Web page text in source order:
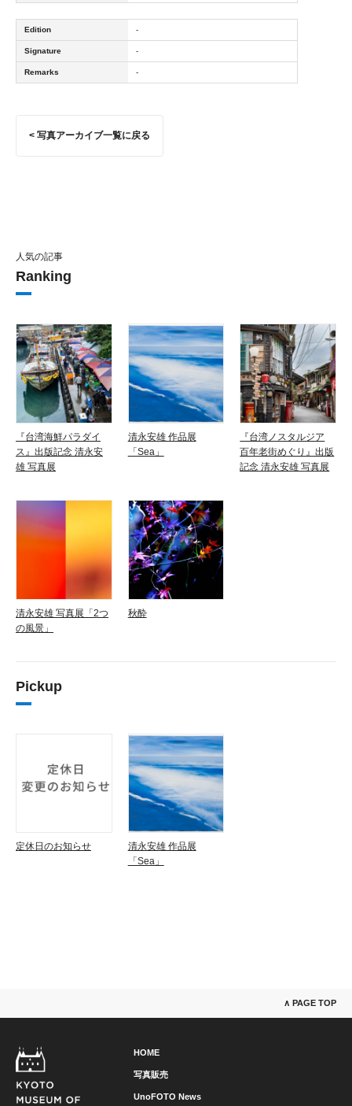
Edition -
Signature -
Remarks -
< 写真アーカイブ一覧に戻る
人気の記事
Ranking
『台湾海鮮パラダイ
ス』出版記念 清永安
雄 写真展
清永安雄 作品展
「Sea」
『台湾ノスタルジア
百年老街めぐり』出版
記念 清永安雄 写真展
清永安雄 写真展「2つ
の風景」
秋酔
Pickup
定休日のお知らせ
清永安雄 作品展
「Sea」
∧ PAGE TOP
HOME
写真販売
UnoFOTO News